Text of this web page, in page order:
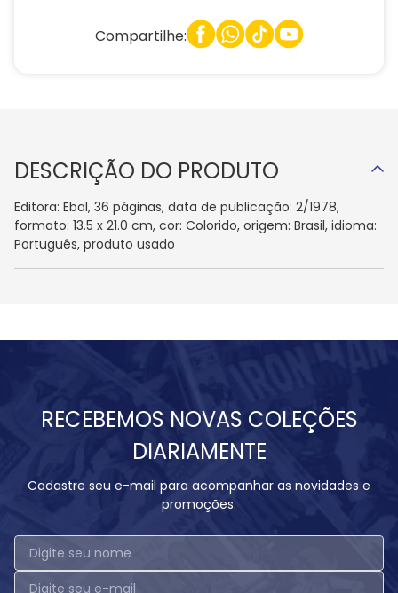
Compartilhe:
DESCRIÇÃO DO PRODUTO
Editora: Ebal, 36 páginas, data de publicação: 2/1978,
formato: 13.5 x 21.0 cm, cor: Colorido, origem: Brasil, idioma:
Português, produto usado
RECEBEMOS NOVAS COLEÇÕES
DIARIAMENTE
Cadastre seu e-mail para acompanhar as novidades e
promoções.